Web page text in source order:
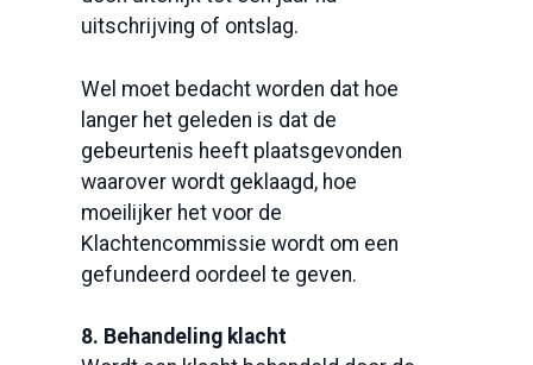
uitschrijving of ontslag.
Wel moet bedacht worden dat hoe
langer het geleden is dat de
gebeurtenis heeft plaatsgevonden
waarover wordt geklaagd, hoe
moeilijker het voor de
Klachtencommissie wordt om een
gefundeerd oordeel te geven.
8. Behandeling klacht